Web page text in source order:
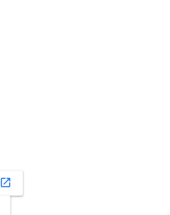
open_in_new